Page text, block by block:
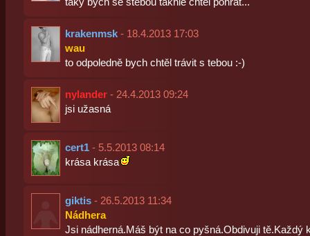
krakenmsk- 18.4.2013 17:03
wau
to odpoledně bych chtěl trávit s tebou :-)
nylander- 24.4.2013 09:24
jsi užasná
cert1- 5.5.2013 08:14
krása krása
giktis- 26.5.2013 11:34
Nádhera
Jsi nádherná.Máš být na co pyšná.Obdivuji tě.Každý